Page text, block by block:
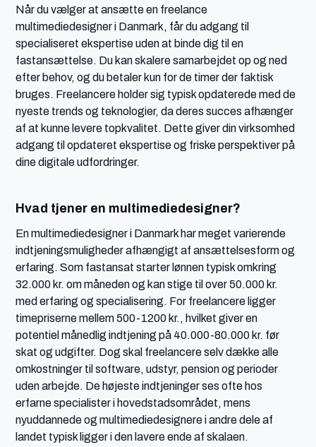
Når du vælger at ansætte en freelance
multimediedesigner i Danmark, får du adgang til
specialiseret ekspertise uden at binde dig til en
fastansættelse. Du kan skalere samarbejdet op og ned
efter behov, og du betaler kun for de timer der faktisk
bruges. Freelancere holder sig typisk opdaterede med de
nyeste trends og teknologier, da deres succes afhænger
af at kunne levere topkvalitet. Dette giver din virksomhed
adgang til opdateret ekspertise og friske perspektiver på
dine digitale udfordringer.
Hvad tjener en multimediedesigner?
En multimediedesigner i Danmark har meget varierende
indtjeningsmuligheder afhængigt af ansættelsesform og
erfaring. Som fastansat starter lønnen typisk omkring
32.000 kr. om måneden og kan stige til over 50.000 kr.
med erfaring og specialisering. For freelancere ligger
timepriserne mellem 500-1200 kr., hvilket giver en
potentiel månedlig indtjening på 40.000-80.000 kr. før
skat og udgifter. Dog skal freelancere selv dække alle
omkostninger til software, udstyr, pension og perioder
uden arbejde. De højeste indtjeninger ses ofte hos
erfarne specialister i hovedstadsområdet, mens
nyuddannede og multimediedesignere i andre dele af
landet typisk ligger i den lavere ende af skalaen.